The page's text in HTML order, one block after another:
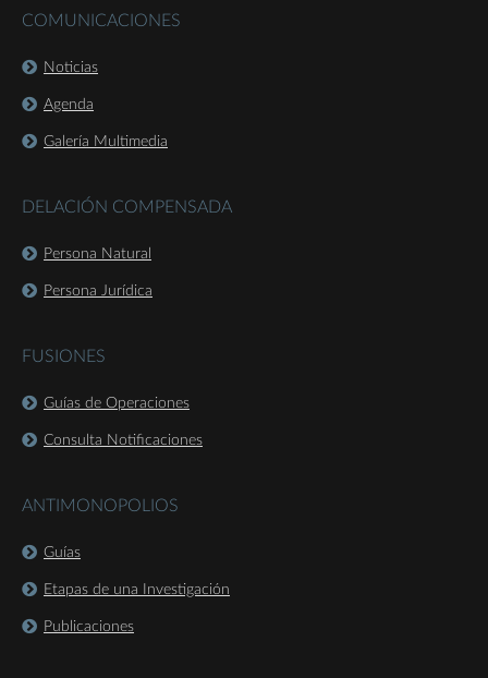
COMUNICACIONES
Noticias
Agenda
Galería Multimedia
DELACIÓN COMPENSADA
Persona Natural
Persona Jurídica
FUSIONES
Guías de Operaciones
Consulta Notificaciones
ANTIMONOPOLIOS
Guías
Etapas de una Investigación
Publicaciones